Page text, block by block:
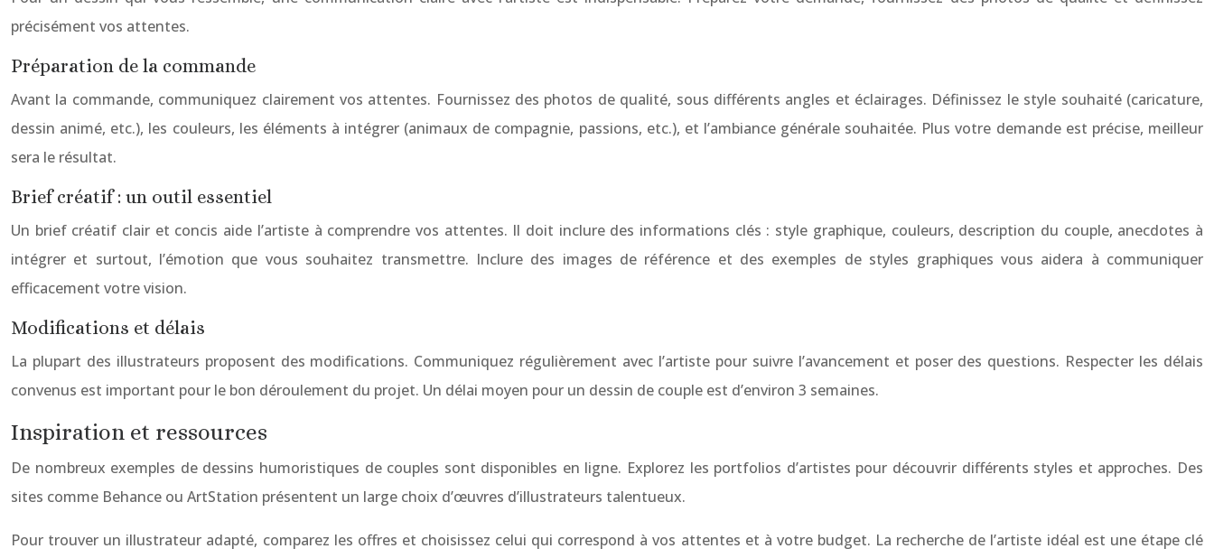
précisément vos attentes.
Préparation de la commande
Avant la commande, communiquez clairement vos attentes. Fournissez des photos de qualité, sous différents angles et éclairages. Définissez le style souhaité (caricature,
dessin animé, etc.), les couleurs, les éléments à intégrer (animaux de compagnie, passions, etc.), et l’ambiance générale souhaitée. Plus votre demande est précise, meilleur
sera le résultat.
Brief créatif : un outil essentiel
Un brief créatif clair et concis aide l’artiste à comprendre vos attentes. Il doit inclure des informations clés : style graphique, couleurs, description du couple, anecdotes à
intégrer et surtout, l’émotion que vous souhaitez transmettre. Inclure des images de référence et des exemples de styles graphiques vous aidera à communiquer
efficacement votre vision.
Modifications et délais
La plupart des illustrateurs proposent des modifications. Communiquez régulièrement avec l’artiste pour suivre l’avancement et poser des questions. Respecter les délais
convenus est important pour le bon déroulement du projet. Un délai moyen pour un dessin de couple est d’environ 3 semaines.
Inspiration et ressources
De nombreux exemples de dessins humoristiques de couples sont disponibles en ligne. Explorez les portfolios d’artistes pour découvrir différents styles et approches. Des
sites comme Behance ou ArtStation présentent un large choix d’œuvres d’illustrateurs talentueux.
Pour trouver un illustrateur adapté, comparez les offres et choisissez celui qui correspond à vos attentes et à votre budget. La recherche de l’artiste idéal est une étape clé